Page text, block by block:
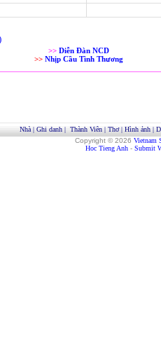
>> Diễn Đàn NCD
>> Nhịp Cầu Tình Thương
Nhà| Ghi danh| Thành Viên| Thơ| Hình ảnh|
Copyright © 2026 Vietnam
Hoc Tieng Anh - Submit